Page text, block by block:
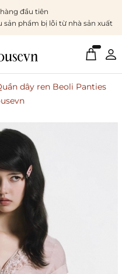
đầu tiên
sản phẩm bị lỗi từ nhà sản xuất
dây ren Beoli Panties